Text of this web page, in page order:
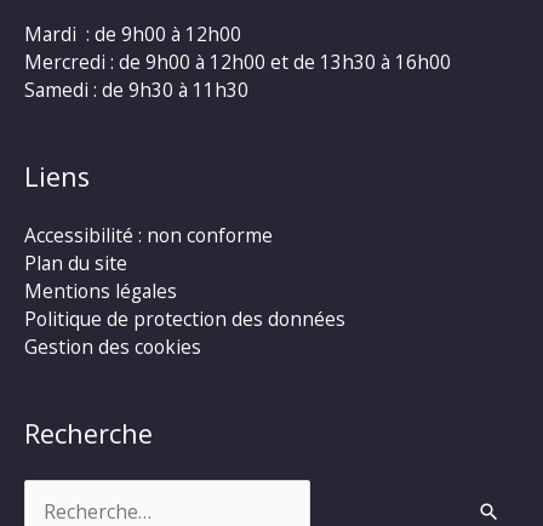
Mardi : de 9h00 à 12h00
Mercredi : de 9h00 à 12h00 et de 13h30 à 16h00
Samedi : de 9h30 à 11h30
Liens
Accessibilité : non conforme
Plan du site
Mentions légales
Politique de protection des données
Gestion des cookies
Recherche